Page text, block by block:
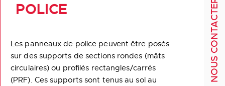
NOUS CONTACTER
POLICE
Les panneaux de police peuvent être posés
sur des supports de sections rondes (mâts
circulaires) ou profilés rectangles/carrés
(PRF). Ces supports sont tenus au sol au